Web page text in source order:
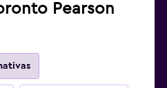
Pearson